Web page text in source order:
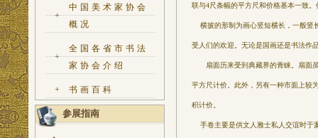
+
中国美术家协会
概况
+
全国各省市书法
家协会介绍
+ 书画百科
参展指南
联与4尺条幅的平方尺和价格基本一致
横披的形制为画心竖短横长，一般竖
受人们的欢迎。无论是国画还是书法作
扇面历来受到典藏界的青睐。扇面虽
平方尺计价。此外，另有一种市面上较
积计价。
手卷主要是供文人雅士私人交谊时于